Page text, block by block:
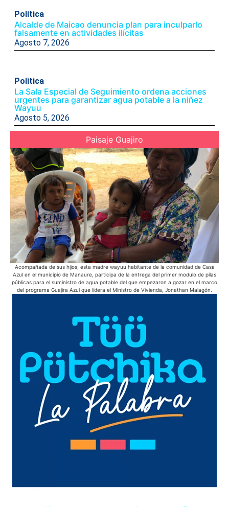
Politica
Alcalde de Maicao denuncia plan para inculparlo
falsamente en actividades ilícitas
Agosto 7, 2026
Politica
La Sala Especial de Seguimiento ordena acciones
urgentes para garantizar agua potable a la niñez
Wayuu
Agosto 5, 2026
Paisaje Guajiro
Acompañada de sus hijos, esta madre wayuu habitante de la comunidad de Casa
Azul en el municipio de Manaure, participa de la entrega del primer modulo de pilas
públicas para el suministro de agua potable del que empezaron a gozar en el marco
del programa Guajira Azul que lidera el Ministro de Vivienda, Jonathan Malagón.